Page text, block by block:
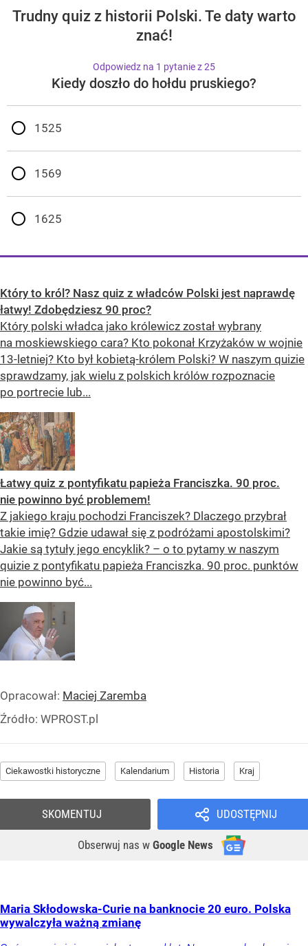
Trudny quiz z historii Polski. Te daty warto
znać!
Odpowiedz na 1 pytanie z 25
Kiedy doszło do hołdu pruskiego?
1525
1569
1625
Który to król? Nasz quiz z władców Polski jest naprawdę
łatwy! Zdobędziesz 90 proc?
Który polski władca jako królewicz został wybrany
na moskiewskiego cara? Kto pokonał Krzyżaków w wojnie
13-letniej? Kto był kobietą-królem Polski? W naszym quizie
sprawdzamy, jak wielu z polskich królów rozpoznacie
po portrecie lub...
Łatwy quiz z pontyfikatu papieża Franciszka. 90 proc.
nie powinno być problemem!
Z jakiego kraju pochodzi Franciszek? Dlaczego przybrał
takie imię? Gdzie udawał się z podróżami apostolskimi?
Jakie są tytuły jego encyklik? – o to pytamy w naszym
quizie z pontyfikatu papieża Franciszka. 90 proc. punktów
nie powinno być...
Opracował: Maciej Zaremba
Źródło: WPROST.pl
Ciekawostki historyczne Kalendarium Historia Kraj
UDOSTĘPNIJ
Obserwuj nas w Google News
SKOMENTUJ
Maria Skłodowska-Curie na banknocie 20 euro. Polska
wywalczyła ważną zmianę